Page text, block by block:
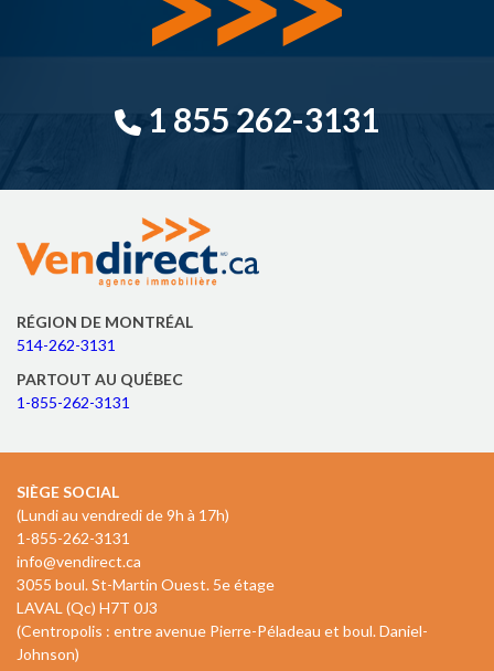
1 855 262-3131
RÉGION DE MONTRÉAL
514-262-3131
PARTOUT AU QUÉBEC
1-855-262-3131
SIÈGE SOCIAL
(Lundi au vendredi de 9h à 17h)
1-855-262-3131
info@vendirect.ca
3055 boul. St-Martin Ouest. 5e étage
LAVAL (Qc) H7T 0J3
(Centropolis : entre avenue Pierre-Péladeau et boul. Daniel-
Johnson)